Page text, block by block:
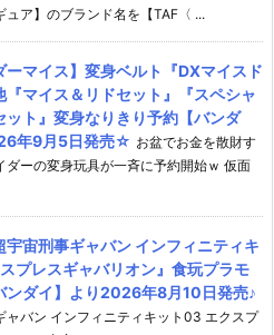
ュア】のブランド名を【TAF〈 ...
ーマイス】変身ベルト『DXマイスド
『マイス＆リドセット』『スペシャ
ット』変身なりきり予約【バンダ
年9月5日発売☆ お盆でお金を散財す
ダーの変身玩具が一斉に予約開始ｗ 仮面
宇宙刑事ギャバン インフィニティキ
プレスギャバリオン』食玩プラモ
ンダイ】より2026年8月10日発売♪
ャバン インフィニティキット03 エクスプ